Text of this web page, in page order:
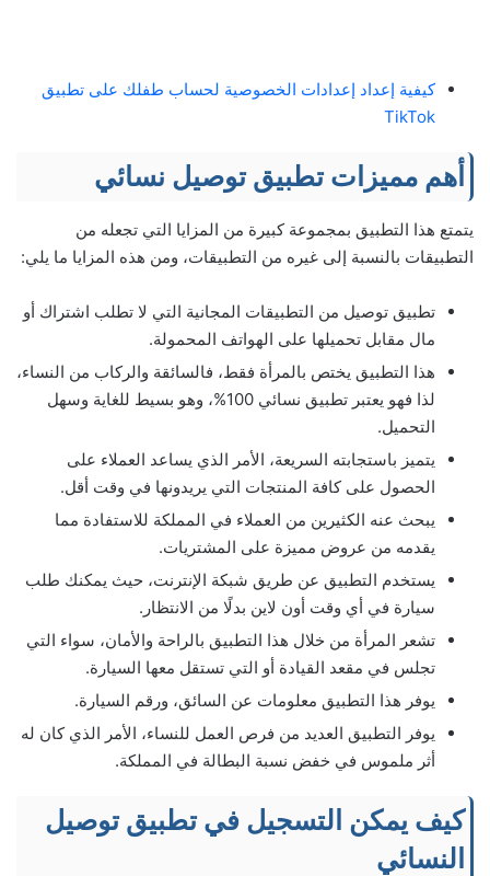
كيفية إعداد إعدادات الخصوصية لحساب طفلك على تطبيق
TikTok
أهم مميزات تطبيق توصيل نسائي
يتمتع هذا التطبيق بمجموعة كبيرة من المزايا التي تجعله من
التطبيقات بالنسبة إلى غيره من التطبيقات، ومن هذه المزايا ما يلي:
تطبيق توصيل من التطبيقات المجانية التي لا تطلب اشتراك أو
مال مقابل تحميلها على الهواتف المحمولة.
هذا التطبيق يختص بالمرأة فقط، فالسائقة والركاب من النساء،
لذا فهو يعتبر تطبيق نسائي 100%، وهو بسيط للغاية وسهل
التحميل.
يتميز باستجابته السريعة، الأمر الذي يساعد العملاء على
الحصول على كافة المنتجات التي يريدونها في وقت أقل.
يبحث عنه الكثيرين من العملاء في المملكة للاستفادة مما
يقدمه من عروض مميزة على المشتريات.
يستخدم التطبيق عن طريق شبكة الإنترنت، حيث يمكنك طلب
سيارة في أي وقت أون لاين بدلًا من الانتظار.
تشعر المرأة من خلال هذا التطبيق بالراحة والأمان، سواء التي
تجلس في مقعد القيادة أو التي تستقل معها السيارة.
يوفر هذا التطبيق معلومات عن السائق، ورقم السيارة.
يوفر التطبيق العديد من فرص العمل للنساء، الأمر الذي كان له
أثر ملموس في خفض نسبة البطالة في المملكة.
كيف يمكن التسجيل في تطبيق توصيل
النسائي